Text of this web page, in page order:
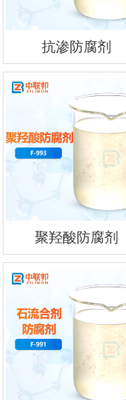
抗渗防腐剂
聚羟酸防腐剂